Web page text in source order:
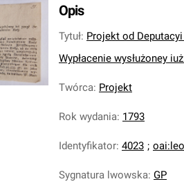
Opis
Tytuł: Projekt od
Wypłacenie wysłużoney
Twórca: Projekt
Rok wydania: 1793
Identyfikator: 4023 ;
Sygnatura lwowska: GP